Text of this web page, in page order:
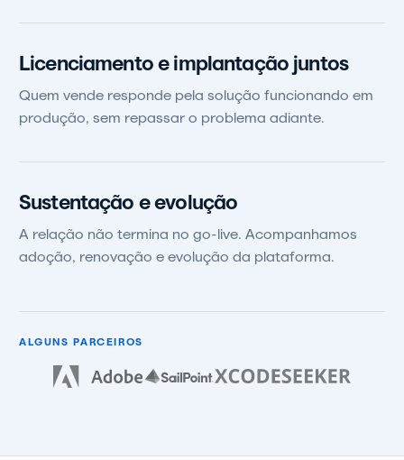
Licenciamento e implantação juntos
Quem vende responde pela solução funcionando em
produção, sem repassar o problema adiante.
Sustentação e evolução
A relação não termina no go-live. Acompanhamos
adoção, renovação e evolução da plataforma.
ALGUNS PARCEIROS